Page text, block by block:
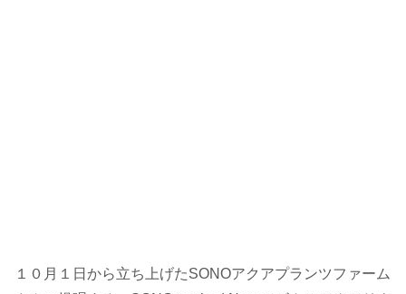
１０月１日から立ち上げたSONOアクアプランツファーム